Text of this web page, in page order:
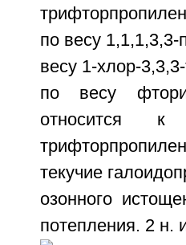
по весу
весу 1-хлор-
по весу
относится к
текучие
озонного
потепления. 2 н.